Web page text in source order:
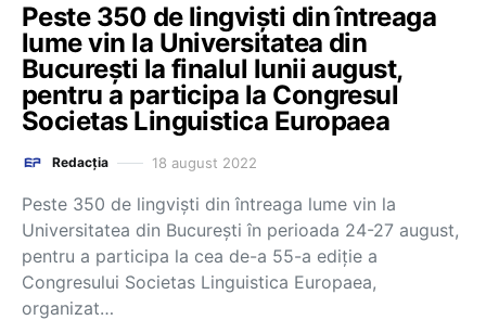
Peste 350 de lingviști din întreaga
lume vin la Universitatea din
București la finalul lunii august,
pentru a participa la Congresul
Societas Linguistica Europaea
Redacția 18 august 2022
Peste 350 de lingviști din întreaga lume vin la
Universitatea din București în perioada 24-27 august,
pentru a participa la cea de-a 55-a ediție a
Congresului Societas Linguistica Europaea,
organizat…